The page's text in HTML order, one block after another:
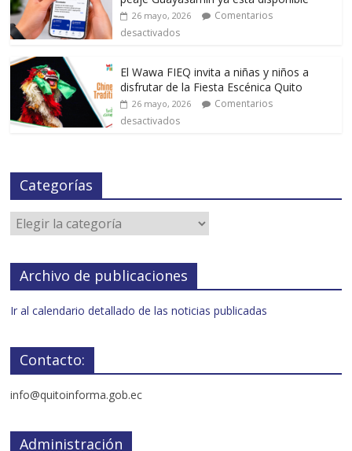
26 mayo, 2026
Comentarios
desactivados
El Wawa FIEQ invita a niñas y niños a
disfrutar de la Fiesta Escénica Quito
26 mayo, 2026
Comentarios
desactivados
Categorías
Archivo de publicaciones
Ir al calendario detallado de las noticias publicadas
Contacto:
info@quitoinforma.gob.ec
Administración